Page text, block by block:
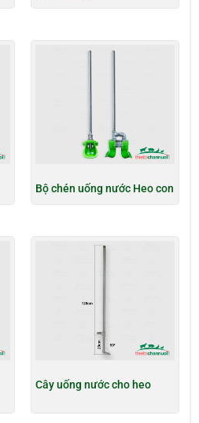
Bộ chén uống nước Heo con
Cây uống nước cho heo